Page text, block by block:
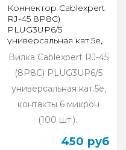
Коннектор Cablexpert
RJ-45 8P8C)
PLUG3UP6/5
универсальная кат.5e,
контакты 6 микрон (уп.
100шт.)
Вилка Cablexpert RJ-45
(8P8C) PLUG3UP6/5
универсальная кат.5e,
контакты 6 микрон
(100 шт.)..
450 руб